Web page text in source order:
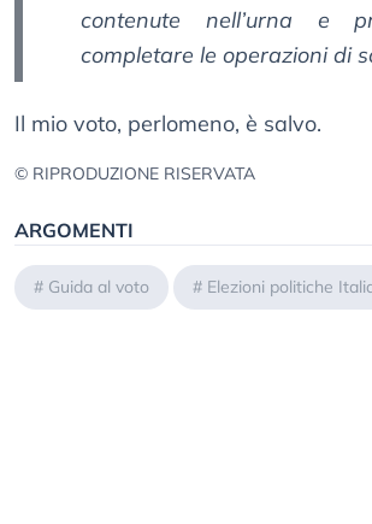
contenute nell’urna e
completare le operazioni di
Il mio voto, perlomeno, è salvo.
© RIPRODUZIONE RISERVATA
ARGOMENTI
# Guida al voto # Elezioni politiche